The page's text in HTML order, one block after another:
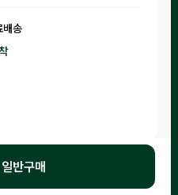
배송
일반구매